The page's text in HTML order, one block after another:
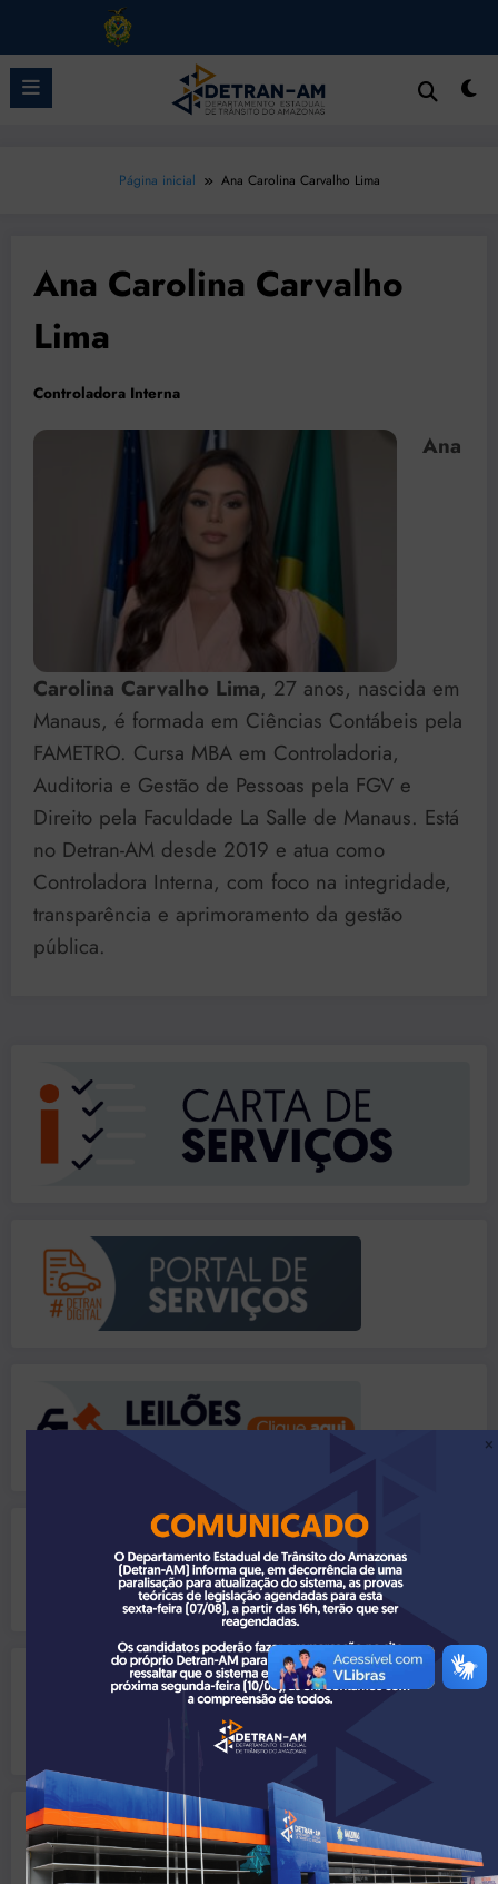
Pular
para
Página inicial Ana Carolina Carvalho Lima
Ana Carolina Carvalho
Lima
Controladora Interna
Ana
Carolina Carvalho Lima, 27 anos, nascida em
Manaus, é formada em Ciências Contábeis pela
FAMETRO. Cursa MBA em Controladoria,
Auditoria e Gestão de Pessoas pela FGV e
Direito pela Faculdade La Salle de Manaus. Está
no Detran-AM desde 2019 e atua como
Controladora Interna, com foco na integridade,
transparência e aprimoramento da gestão
pública.